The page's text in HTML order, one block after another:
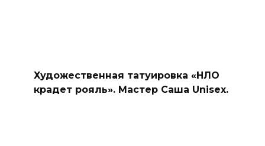
Художественная татуировка «НЛО
крадет рояль». Мастер Саша Unisex.